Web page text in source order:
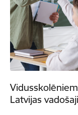
Latvijas